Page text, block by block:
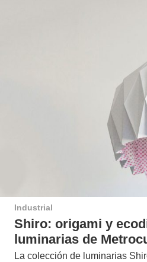
Industrial
Shiro: origami y
luminarias de
La colección de luminarias